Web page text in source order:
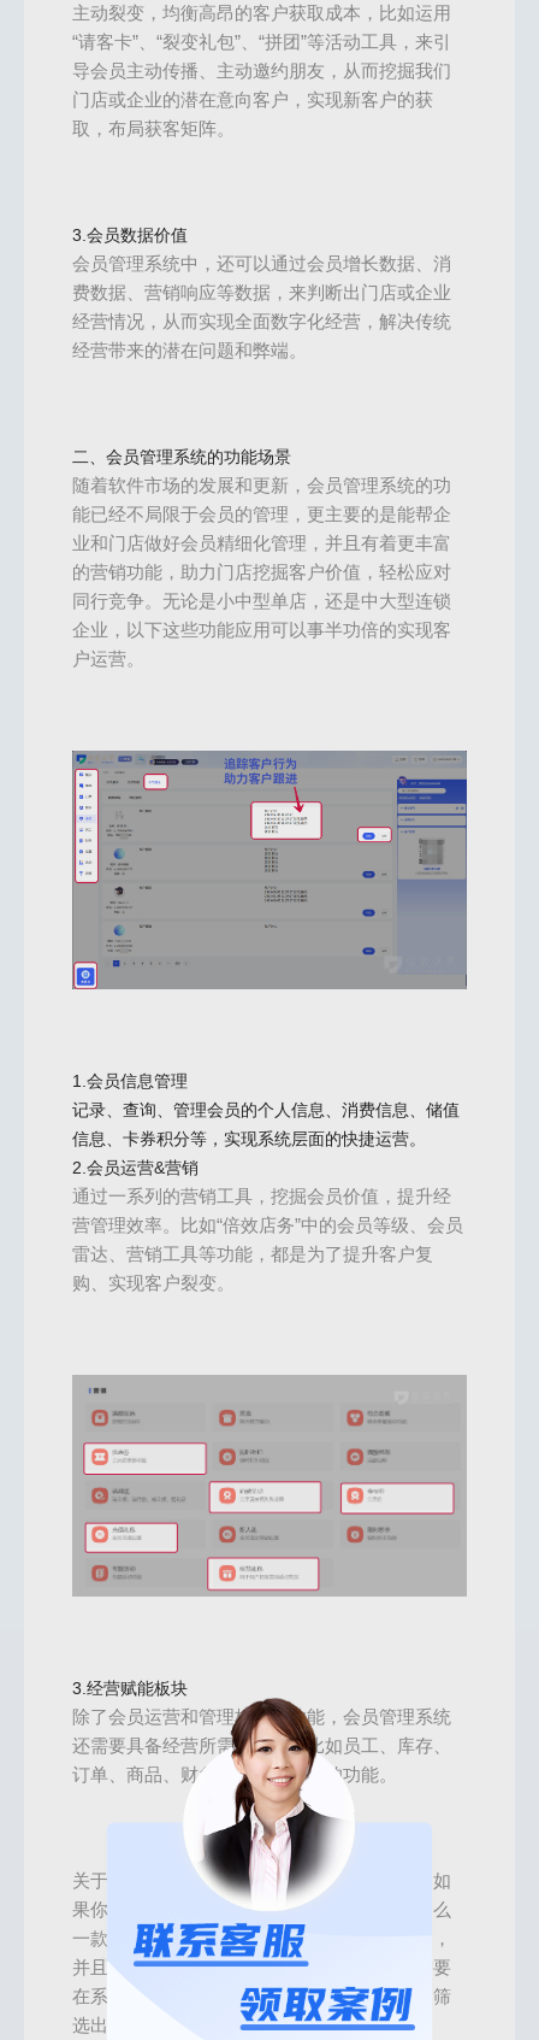
主动裂变，均衡高昂的客户获取成本，比如运用
“请客卡”、“裂变礼包”、“拼团”等活动工具，来引
导会员主动传播、主动邀约朋友，从而挖掘我们
门店或企业的潜在意向客户，实现新客户的获
取，布局获客矩阵。
3.会员数据价值
会员管理系统中，还可以通过会员增长数据、消
费数据、营销响应等数据，来判断出门店或企业
经营情况，从而实现全面数字化经营，解决传统
经营带来的潜在问题和弊端。
二、会员管理系统的功能场景
随着软件市场的发展和更新，会员管理系统的功
能已经不局限于会员的管理，更主要的是能帮企
业和门店做好会员精细化管理，并且有着更丰富
的营销功能，助力门店挖掘客户价值，轻松应对
同行竞争。无论是小中型单店，还是中大型连锁
企业，以下这些功能应用可以事半功倍的实现客
户运营。
1.会员信息管理
记录、查询、管理会员的个人信息、消费信息、储值
信息、卡券积分等，实现系统层面的快捷运营。
2.会员运营&营销
通过一系列的营销工具，挖掘会员价值，提升经
营管理效率。比如“倍效店务”中的会员等级、会员
雷达、营销工具等功能，都是为了提升客户复
购、实现客户裂变。
3.经营赋能板块
除了会员运营和管理板块的功能，会员管理系统
还需要具备经营所需的功能，比如员工、库存、
订单、商品、财务、收银等方面的功能。
关于会员管理系统是否有布局的必要，我认为如
果你的企业在面临行业竞争，有经营痛点，那么
一款高效的会员管理系统是能够解决当下问题，
并且提供更丰富营销思路的必备工具。我们需要
在系统成本和系统价值之间找到一个平衡点，筛
选出更适用、高效的会员管理系统。